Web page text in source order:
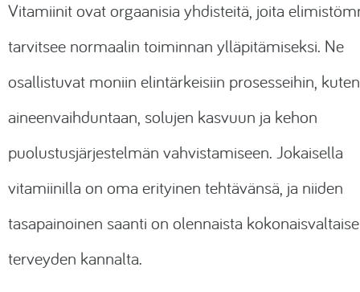
Vitamiinit ovat orgaanisia yhdisteitä, joita
tarvitsee normaalin toiminnan ylläpitämiseksi. Ne
osallistuvat moniin elintärkeisiin prosesseihin, kuten
aineenvaihduntaan, solujen kasvuun ja kehon
puolustusjärjestelmän vahvistamiseen. Jokaisella
vitamiinilla on oma erityinen tehtävänsä, ja niiden
tasapainoinen saanti on olennaista
terveyden kannalta.